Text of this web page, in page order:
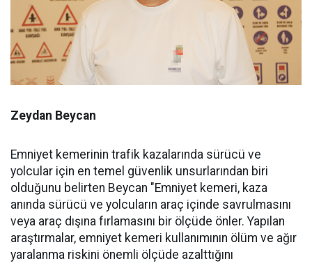
Zeydan Beycan
Emniyet kemerinin trafik kazalarında sürücü ve
yolcular için en temel güvenlik unsurlarından biri
olduğunu belirten Beycan "Emniyet kemeri, kaza
anında sürücü ve yolcuların araç içinde savrulmasını
veya araç dışına fırlamasını bir ölçüde önler. Yapılan
araştırmalar, emniyet kemeri kullanımının ölüm ve ağır
yaralanma riskini önemli ölçüde azalttığını